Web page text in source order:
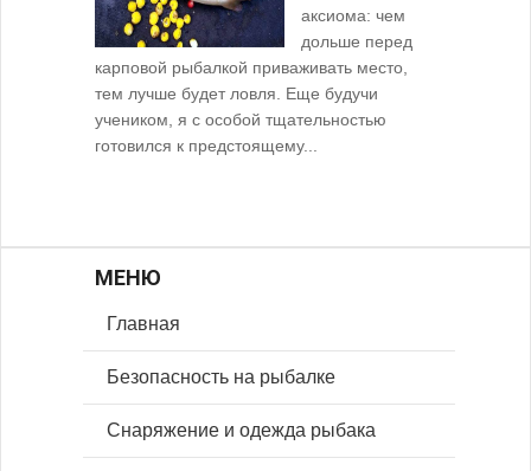
аксиома: чем
дольше перед
карповой рыбалкой приваживать место,
тем лучше будет ловля. Еще будучи
учеником, я с особой тщательностью
готовился к предстоящему...
МЕНЮ
Главная
Безопасность на рыбалке
Снаряжение и одежда рыбака